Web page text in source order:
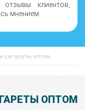
клиентов,
мнением.
сигареты оптом
ОПТОМ